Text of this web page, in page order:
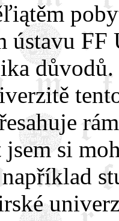
ústavu FF
si